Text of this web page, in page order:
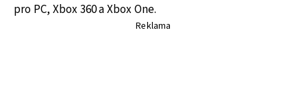
pro PC, Xbox 360 a Xbox One.
Reklama